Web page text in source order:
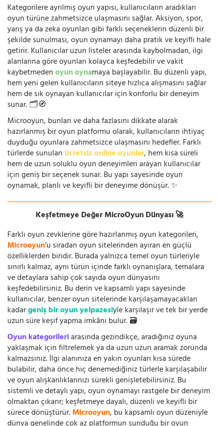
Kategorilere ayrılmış oyun yapısı, kullanıcıların aradıkları
oyun türüne zahmetsizce ulaşmasını sağlar. Aksiyon, spor,
yarış ya da zeka oyunları gibi farklı seçeneklerin düzenli bir
şekilde sunulması, oyun oynamayı daha pratik ve keyifli hale
getirir. Kullanıcılar uzun listeler arasında kaybolmadan, ilgi
alanlarına göre oyunları kolayca keşfedebilir ve vakit
kaybetmedenoyun oynamaya başlayabilir. Bu düzenli yapı,
hem yeni gelen kullanıcıların siteye hızlıca alışmasını sağlar
hem de sık oynayan kullanıcılar için konforlu bir deneyim
sunar. 🗂️🧭
Microoyun, bunları ve daha fazlasını dikkate alarak
hazırlanmış bir oyun platformu olarak, kullanıcıların ihtiyaç
duyduğu oyunlara zahmetsizce ulaşmasını hedefler. Farklı
türlerde sunulan ücretsiz online oyunlar, hem kısa süreli
hem de uzun soluklu oyun deneyimleri arayan kullanıcılar
için geniş bir seçenek sunar. Bu yapı sayesinde oyun
oynamak, planlı ve keyifli bir deneyime dönüşür. ✨
Keşfetmeye Değer MicroOyun Dünyası 🚀
Farklı oyun zevklerine göre hazırlanmış oyun kategorileri,
Microoyun’u sıradan oyun sitelerinden ayıran en güçlü
özelliklerden biridir. Burada yalnızca temel oyun türleriyle
sınırlı kalmaz, aynı türün içinde farklı oynanışlara, temalara
ve detaylara sahip çok sayıda oyun dünyasını
keşfedebilirsiniz. Bu derin ve kapsamlı yapı sayesinde
kullanıcılar, benzer oyun sitelerinde karşılaşamayacakları
kadargeniş bir oyun yelpazesiyle karşılaşır ve tek bir yerde
uzun süre keşif yapma imkânı bulur. 🗃️
Oyun kategorileriarasında gezindikçe, aradığınız oyuna
yaklaşmak için filtrelemek ya da uzun uzun aramak zorunda
kalmazsınız. İlgi alanınıza en yakın oyunları kısa sürede
bulabilir, daha önce hiç denemediğiniz türlerle karşılaşabilir
ve oyun alışkanlıklarınızı sürekli genişletebilirsiniz. Bu
sistemli ve detaylı yapı, oyun oynamayı rastgele bir deneyim
olmaktan çıkarır; keşfetmeye dayalı, düzenli ve keyifli bir
sürece dönüştürür.Microoyun, bu kapsamlı oyun düzeniyle